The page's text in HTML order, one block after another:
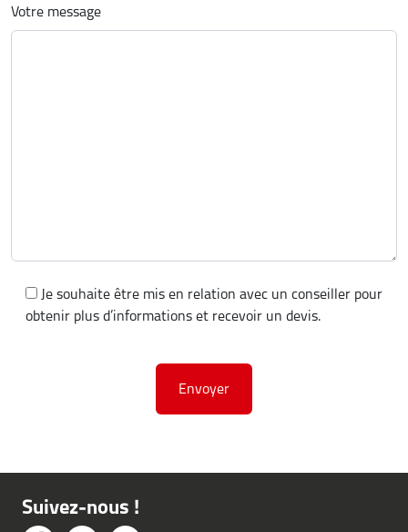
Votre message
Je souhaite être mis en relation avec un conseiller pour
obtenir plus d’informations et recevoir un devis.
Suivez-nous !